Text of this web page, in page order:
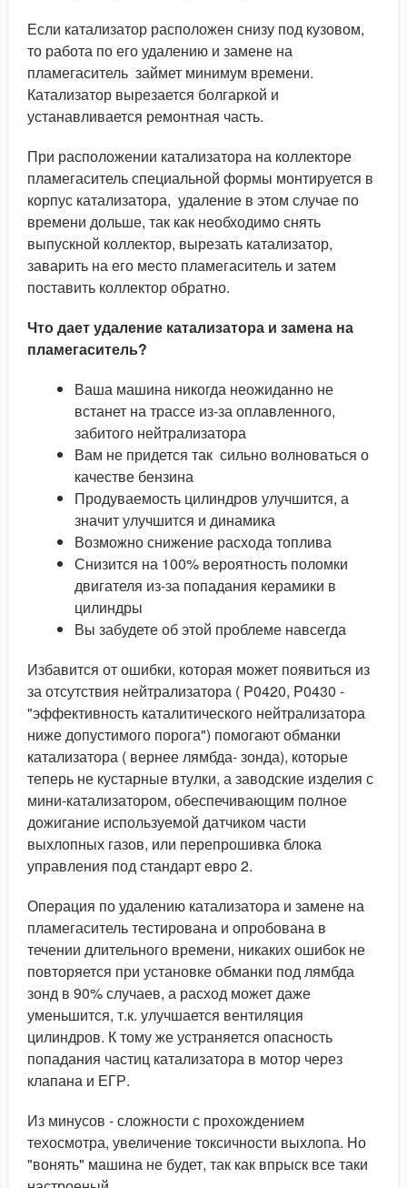
Если катализатор расположен снизу под кузовом,
то работа по его удалению и замене на
пламегаситель займет минимум времени.
Катализатор вырезается болгаркой и
устанавливается ремонтная часть.
При расположении катализатора на коллекторе
пламегаситель специальной формы монтируется в
корпус катализатора, удаление в этом случае по
времени дольше, так как необходимо снять
выпускной коллектор, вырезать катализатор,
заварить на его место пламегаситель и затем
поставить коллектор обратно.
Что дает удаление катализатора и замена на
пламегаситель?
Ваша машина никогда неожиданно не
встанет на трассе из-за оплавленного,
забитого нейтрализатора
Вам не придется так сильно волноваться о
качестве бензина
Продуваемость цилиндров улучшится, а
значит улучшится и динамика
Возможно снижение расхода топлива
Снизится на 100% вероятность поломки
двигателя из-за попадания керамики в
цилиндры
Вы забудете об этой проблеме навсегда
Избавится от ошибки, которая может появиться из
за отсутствия нейтрализатора ( P0420, P0430 -
"эффективность каталитического нейтрализатора
ниже допустимого порога") помогают обманки
катализатора ( вернее лямбда- зонда), которые
теперь не кустарные втулки, а заводские изделия с
мини-катализатором, обеспечивающим полное
дожигание используемой датчиком части
выхлопных газов, или перепрошивка блока
управления под стандарт евро 2.
Операция по удалению катализатора и замене на
пламегаситель тестирована и опробована в
течении длительного времени, никаких ошибок не
повторяется при установке обманки под лямбда
зонд в 90% случаев, а расход может даже
уменьшится, т.к. улучшается вентиляция
цилиндров. К тому же устраняется опасность
попадания частиц катализатора в мотор через
клапана и ЕГР.
Из минусов - сложности с прохождением
техосмотра, увеличение токсичности выхлопа. Но
"вонять" машина не будет, так как впрыск все таки